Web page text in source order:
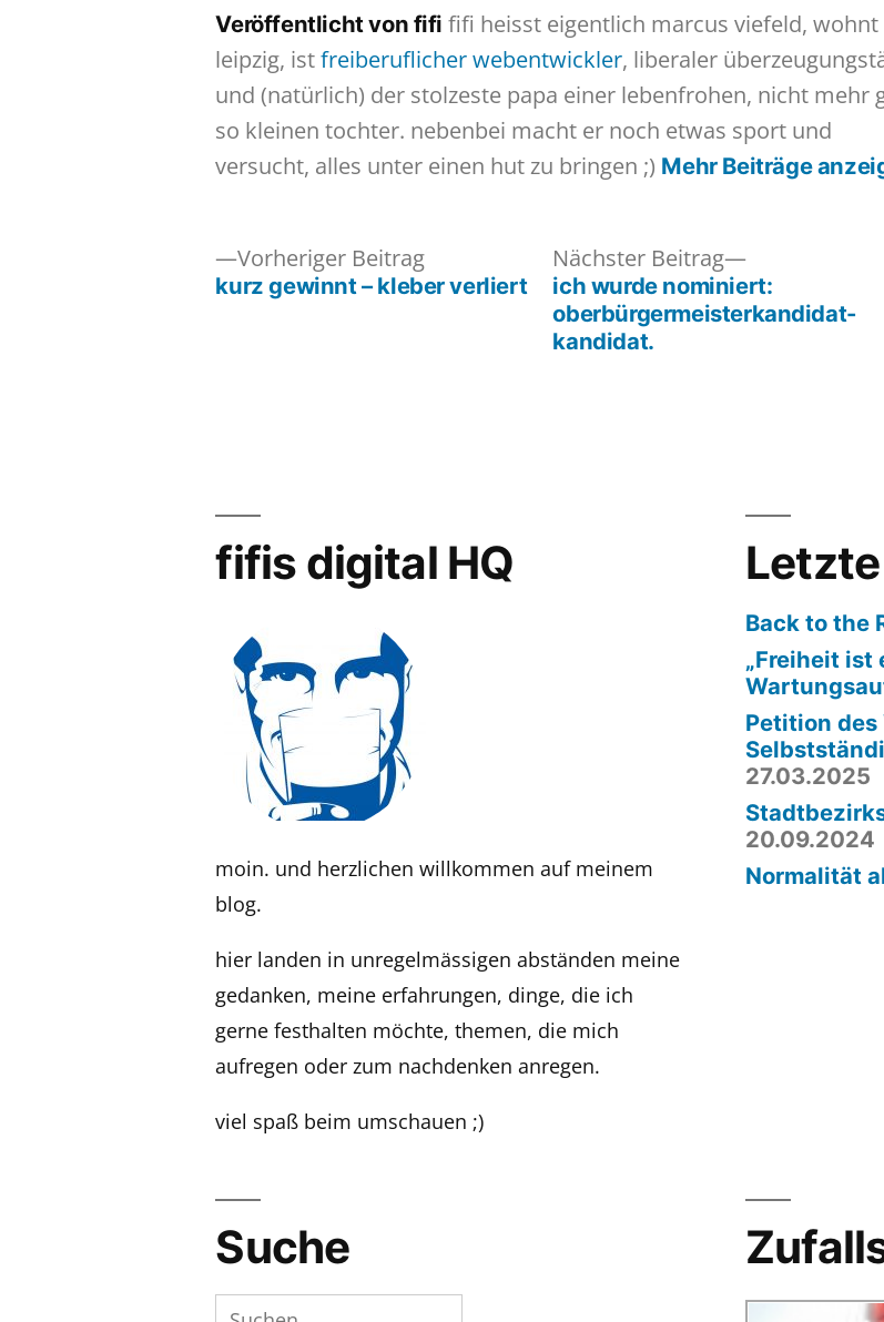
Veröffentlicht von fifi fifi heisst eigentlich marcus viefeld, wohnt
leipzig, istfreiberuflicher webentwickler, liberaler
und (natürlich) der stolzeste papa einer lebenfrohen, nicht mehr
so kleinen tochter. nebenbei macht er noch etwas sport und
versucht, alles unter einen hut zu bringen ;) Mehr Beiträge
Beitragsnavigation
Vorheriger BeitragVorheriger
Beitrag:
kurz gewinnt – kleber verliert
Nächster Beitrag
Nächster
Beitrag:
ich wurde nominiert:
oberbürgermeisterkandidat-
kandidat.
fifis digital HQ
moin. und herzlichen willkommen auf meinem
blog.
hier landen in unregelmässigen abständen meine
gedanken, meine erfahrungen, dinge, die ich
gerne festhalten möchte, themen, die mich
aufregen oder zum nachdenken anregen.
viel spaß beim umschauen ;)
Back to the
„Freiheit ist
Petition des
27.03.2025
20.09.2024
Normalität
Suche
Suchen